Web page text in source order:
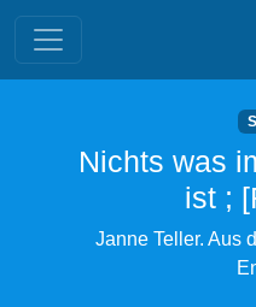
Nichts was
ist ;
Janne Teller. Aus